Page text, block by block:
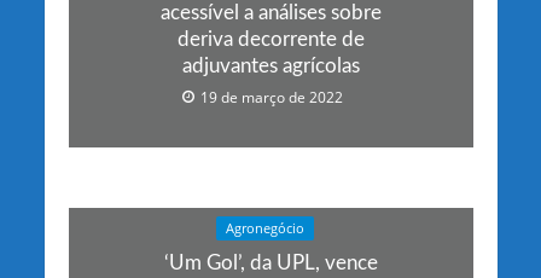
acessível a análises sobre
deriva decorrente de
adjuvantes agrícolas
19 de março de 2022
Agronegócio
‘Um Gol’, da UPL, vence